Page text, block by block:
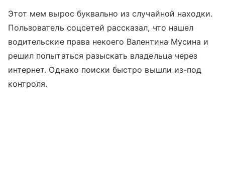
Этот мем вырос буквально из случайной находки.
Пользователь соцсетей рассказал, что нашел
водительские права некоего Валентина Мусина и
решил попытаться разыскать владельца через
интернет. Однако поиски быстро вышли из-под
контроля.